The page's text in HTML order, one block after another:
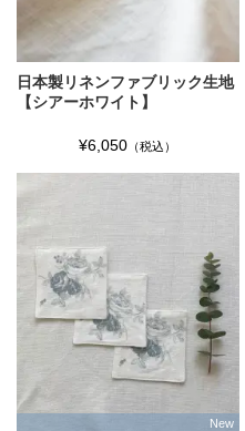
日本製リネンファブリック生地
【シアーホワイト】
¥6,050 （税込）
New